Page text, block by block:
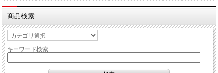
商品検索
キーワード検索